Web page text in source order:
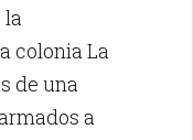
la
colonia La
de una
a